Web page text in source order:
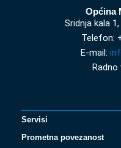
Općina
Sridnja kala
Telefon:
E-mail:
Radno
Servisi
Prometna povezanost